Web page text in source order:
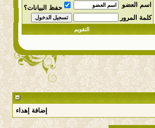
اسم العضو
حفظ البيانات؟
كلمة المرور
التقويم
إضافة إهداء